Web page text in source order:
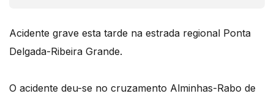
Acidente grave esta tarde na estrada regional Ponta
Delgada-Ribeira Grande.
O acidente deu-se no cruzamento Alminhas-Rabo de